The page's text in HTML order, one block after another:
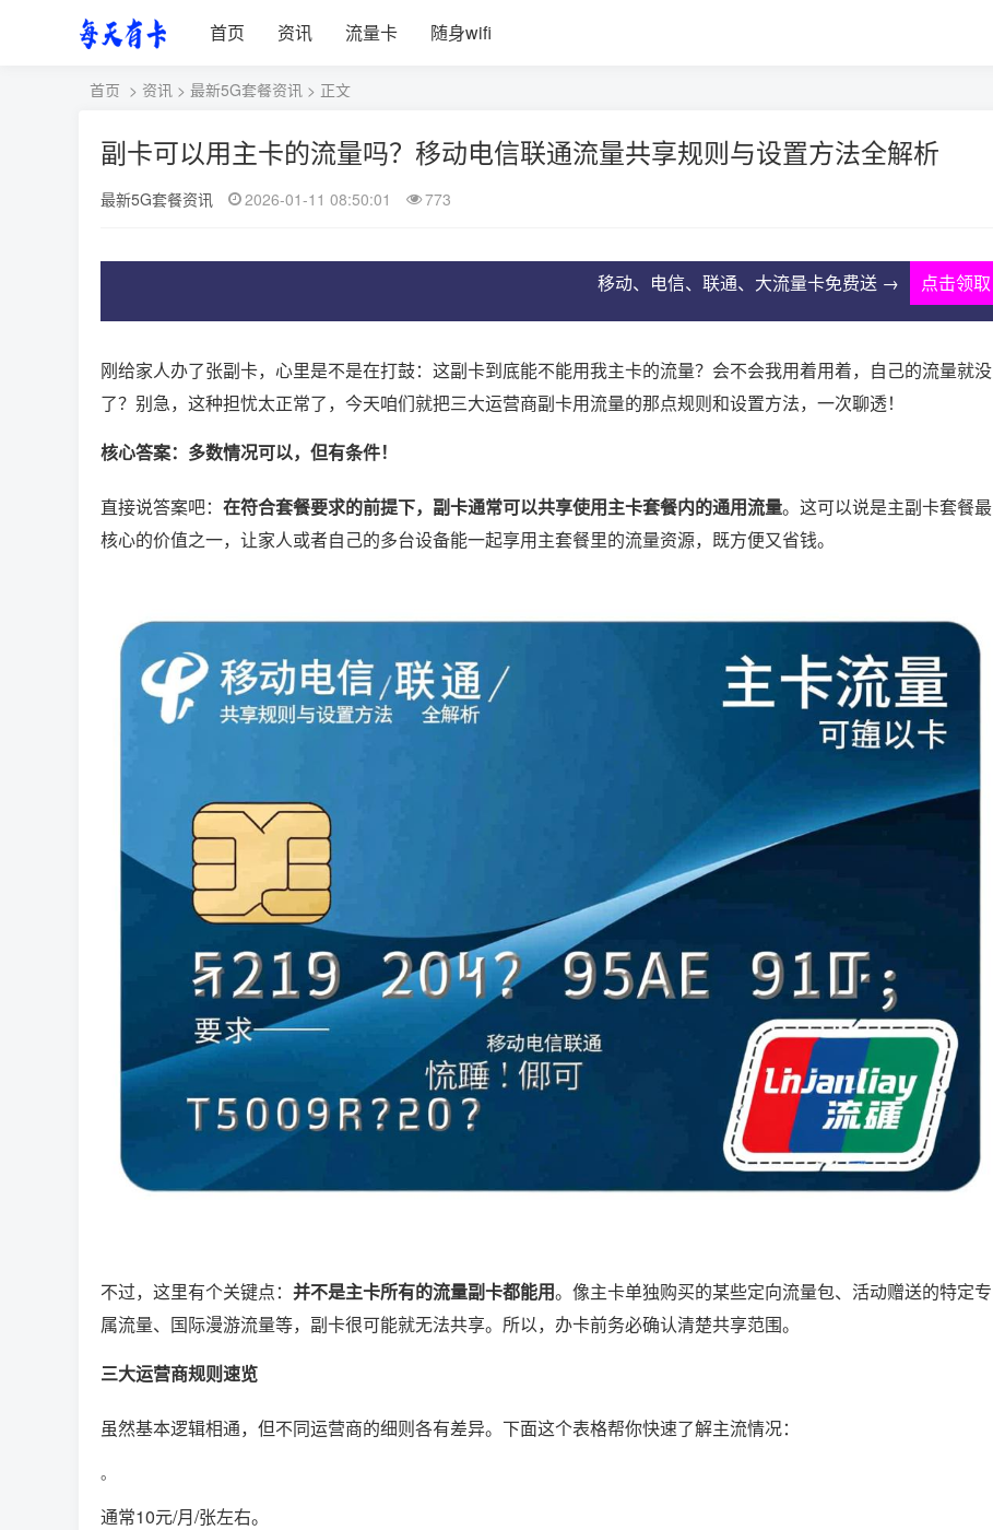
首页 资讯 流量卡 随身wifi
首页 > 资讯 > 最新5G套餐资讯 > 正文
副卡可以用主卡的流量吗？移动电信联通流量共享规则与设置方法全解析
最新5G套餐资讯 2026-01-11 08:50:01 773
移动、电信、联通、大流量卡免费送 → 点击领取
刚给家人办了张副卡，心里是不是在打鼓：这副卡到底能不能用我主卡的流量？会不会我用着用着，自己的流量就没
了？别急，这种担忧太正常了，今天咱们就把三大运营商副卡用流量的那点规则和设置方法，一次聊透！
核心答案：多数情况可以，但有条件！
直接说答案吧： 在符合套餐要求的前提下，副卡通常可以共享使用主卡套餐内的通用流量。这可以说是主副卡套餐最
核心的价值之一，让家人或者自己的多台设备能一起享用主套餐里的流量资源，既方便又省钱。
不过，这里有个关键点： 并不是主卡所有的流量副卡都能用。像主卡单独购买的某些定向流量包、活动赠送的特定专
属流量、国际漫游流量等，副卡很可能就无法共享。所以，办卡前务必确认清楚共享范围。
三大运营商规则速览
虽然基本逻辑相通，但不同运营商的细则各有差异。下面这个表格帮你快速了解主流情况：
。
通常10元/月/张左右。